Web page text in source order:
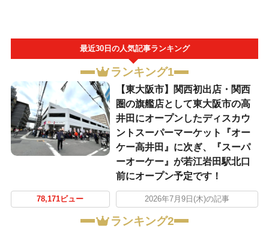
最近30日の人気記事ランキング
ランキング1
【東大阪市】関西初出店・関西
圏の旗艦店として東大阪市の高
井田にオープンしたディスカウ
ントスーパーマーケット『オー
ケー高井田』に次ぎ、『スーパ
ーオーケー』が若江岩田駅北口
前にオープン予定です！
78,171ビュー 2026年7月9日(木)の記事
ランキング2